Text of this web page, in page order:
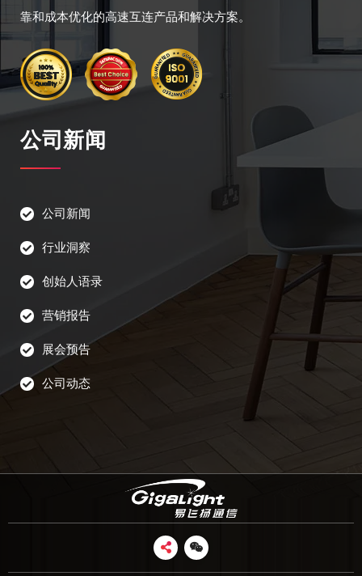
靠和成本优化的高速互连产品和解决方案。
公司新闻
公司新闻
行业洞察
创始人语录
营销报告
展会预告
公司动态